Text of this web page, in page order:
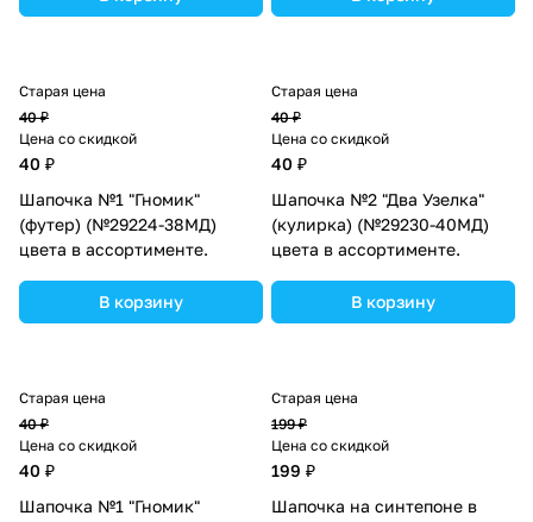
Старая цена
40 ₽
Цена со скидкой
40 ₽
Шапочка №1 "Гномик"
(футер) (№29224-38МД)
цвета в ассортименте.
В корзину
Старая цена
40 ₽
Цена со скидкой
40 ₽
Шапочка №2 "Два Узелка"
(кулирка) (№29230-40МД)
цвета в ассортименте.
В корзину
Старая цена
40 ₽
Цена со скидкой
40 ₽
Шапочка №1 "Гномик"
Старая цена
199 ₽
Цена со скидкой
199 ₽
Шапочка на синтепоне в